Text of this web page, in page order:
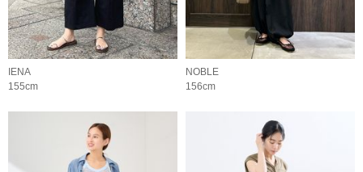
IENA
155cm
NOBLE
156cm